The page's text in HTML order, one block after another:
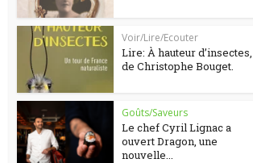
Voir/Lire/Ecouter
Lire: À hauteur d’insectes,
de Christophe Bouget.
Goûts/Saveurs
Le chef Cyril Lignac a
ouvert Dragon, une
nouvelle...